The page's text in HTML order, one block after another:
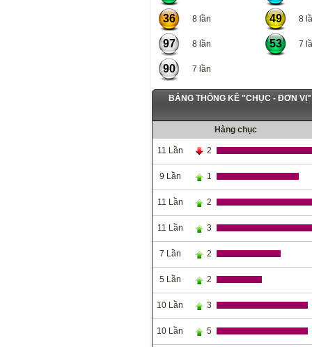
36 8 lần 49 8
97 8 lần 53 7
90 7 lần
BẢNG THỐNG KÊ "CHỤC - ĐƠN
Hàng chục
11 Lần 2
9 Lần 1
11 Lần 2
11 Lần 3
7 Lần 2
5 Lần 2
10 Lần 3
10 Lần 5